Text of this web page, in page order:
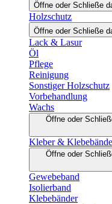
Öffne oder Schließe
Holzschutz
Öffne oder Schließe
Lack & Lasur
Öl
Pflege
Reinigung
Sonstiger Holzschutz
Vorbehandlung
Wachs
Öffne oder
Kleber &
Öffne oder
Gewebeband
Isolierband
Klebebänder